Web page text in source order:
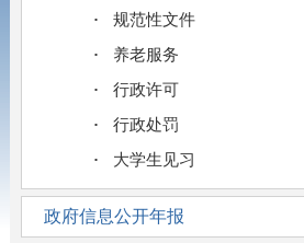
规范性文件
养老服务
行政许可
行政处罚
大学生见习
政府信息公开年报